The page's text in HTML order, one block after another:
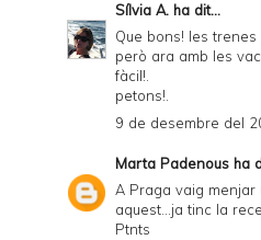
Sílvia A. ha dit...
Que bons! les
però ara amb les
fàcil!.
petons!.
9 de desembre del
Marta Padenous ha
A Praga vaig menjar
aquest...ja tinc la
Ptnts